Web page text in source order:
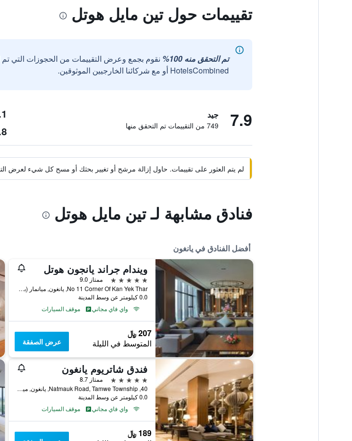
تقييمات حول تين مايل هوتل
تم التحقق منه 100%
نقوم بجمع وعرض التقييمات من الحجوزات التي
HotelsCombined أو مع شركائنا الخارجيين الموثوقين.
7.9 جيد
749 من التقييمات تم التحقق منها
لم يتم العثور على تقييمات. حاول إزالة مرشح أو تغيير بحثك أو مسح كل شيء لعرض
فنادق مشابهة لـ تين مايل هوتل
أفضل الفنادق في يانغون
ويندام جراند يانجون هوتل
5 نجوم
ممتاز 9.0
No 11 Corner Of Kan Yek Thar, يانغون, ميانمار (بورما)
0.0 كيلومتر عن وسط المدينة
واي فاي مجاني
موقف السيارات
207 ﷼
المتوسط في الليلة عرض الصفقة
فندق شاتريوم يانغون
5 نجوم
ممتاز 8.7
40, Natmauk Road, Tamwe Township, يانغون, ميانمار (بورما)
0.0 كيلومتر عن وسط المدينة
واي فاي مجاني
موقف السيارات
189 ﷼